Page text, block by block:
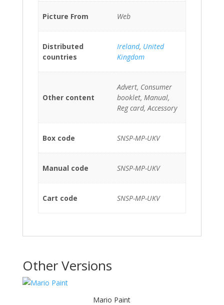
Picture From Web
Distributed
countries
Ireland, United
Kingdom
Other content
Advert, Consumer
booklet, Manual,
Reg card, Accessory
Box code SNSP-MP-UKV
Manual code SNSP-MP-UKV
Cart code SNSP-MP-UKV
Other Versions
Mario Paint